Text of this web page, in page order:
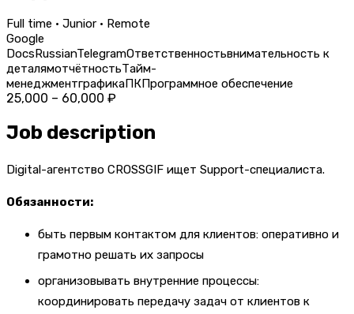
Full time · Junior · Remote
Google
DocsRussianTelegramОтветственностьвнимательность к
деталямотчётностьТайм-
менеджментграфикаПКПрограммное обеспечение
25,000 – 60,000 ₽
Job description
Digital-агентство CROSSGIF ищет Support-специалиста.
Обязанности:
быть первым контактом для клиентов: оперативно и
грамотно решать их запросы
организовывать внутренние процессы:
координировать передачу задач от клиентов к